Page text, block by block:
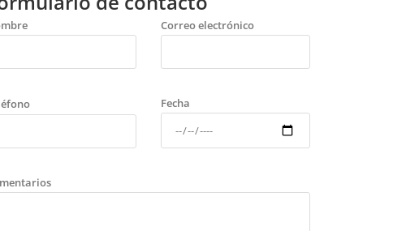
Correo electrónico
Fecha